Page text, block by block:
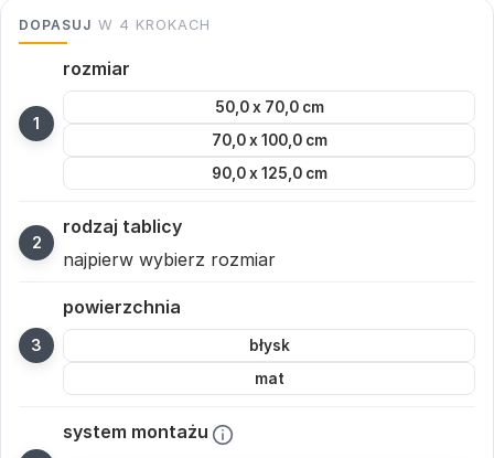
DOPASUJ W 4 KROKACH
rozmiar
50,0 x 70,0 cm
70,0 x 100,0 cm
90,0 x 125,0 cm
rodzaj tablicy
najpierw wybierz rozmiar
powierzchnia
błysk
mat
system montażu